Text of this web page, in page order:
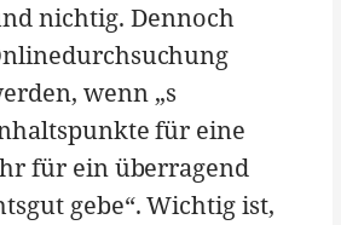
nichtig. Dennoch
wenn „s
für eine
für ein überragend
gebe“. Wichtig ist,